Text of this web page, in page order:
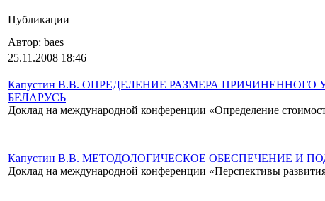
Публикации
Автор: baes
25.11.2008 18:46
Капустин В.В. ОПРЕДЕЛЕНИЕ РАЗМЕРА
БЕЛАРУСЬ
Доклад на международной конференции «Определение
Капустин В.В. МЕТОДОЛОГИЧЕСКОЕ ОБЕСПЕЧЕНИЕ
Доклад на международной конференции «Перспективы